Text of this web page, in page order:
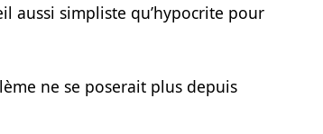
aussi simpliste qu’hypocrite pour
ne se poserait plus depuis